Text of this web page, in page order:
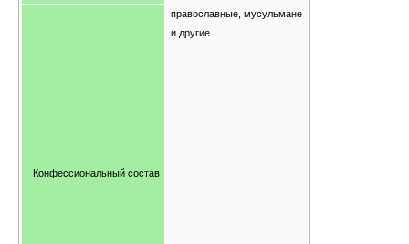
Конфессиональный состав
православные, мусульмане
и другие